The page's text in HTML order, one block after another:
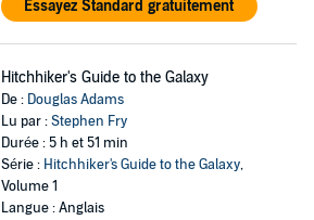
Essayez Standard gratuitement
Hitchhiker's Guide to the Galaxy
De : Douglas Adams
Lu par :Stephen Fry
Durée : 5 h et 51 min
Série : Hitchhiker's Guide to the Galaxy,
Volume 1
Langue : Anglais